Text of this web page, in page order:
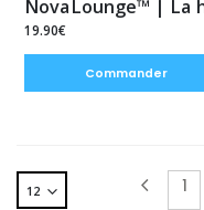
19.90€
Commander
1